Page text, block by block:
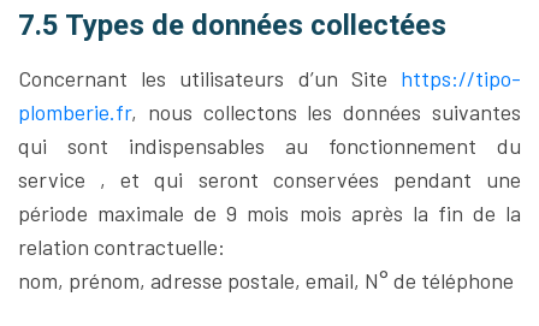
7.5 Types de données collectées
Concernant les utilisateurs d’un Site https://tipo-
plomberie.fr, nous collectons les données suivantes
qui sont indispensables au fonctionnement du
service , et qui seront conservées pendant une
période maximale de 9 mois mois après la fin de la
relation contractuelle:
nom, prénom, adresse postale, email, N° de téléphone